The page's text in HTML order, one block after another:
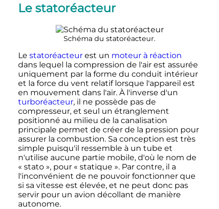
Le statoréacteur
Schéma du statoréacteur.
Le statoréacteurest un moteur à réaction
dans lequel la compression de l'air est assurée
uniquement par la forme du conduit intérieur
et la force du vent relatif lorsque l'appareil est
en mouvement dans l'air. À l'inverse d'un
turboréacteur, il ne possède pas de
compresseur, et seul un étranglement
positionné au milieu de la canalisation
principale permet de créer de la pression pour
assurer la combustion. Sa conception est très
simple puisqu'il ressemble à un tube et
n'utilise aucune partie mobile, d'où le nom de
« stato », pour « statique ». Par contre, il a
l'inconvénient de ne pouvoir fonctionner que
si sa vitesse est élevée, et ne peut donc pas
servir pour un avion décollant de manière
autonome.